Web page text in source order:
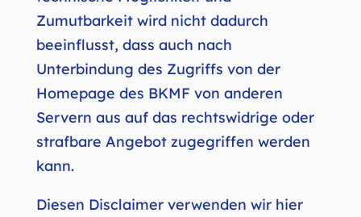
technische Möglichkeit und
Zumutbarkeit wird nicht dadurch
beeinflusst, dass auch nach
Unterbindung des Zugriffs von der
Homepage des BKMF von anderen
Servern aus auf das rechtswidrige oder
strafbare Angebot zugegriffen werden